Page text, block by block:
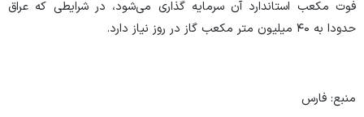
فوت مکعب استاندارد آن سرمایه گذاری می‌شود، در شرایطی که عراق
حدودا به ۴۰ میلیون متر مکعب گاز در روز نیاز دارد.
منبع: فارس